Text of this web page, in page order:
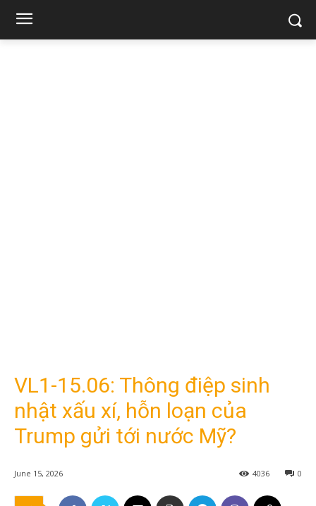
VL1-15.06: Thông điệp sinh
nhật xấu xí, hỗn loạn của
Trump gửi tới nước Mỹ?
June 15, 2026 0
4036